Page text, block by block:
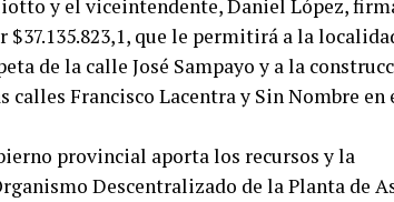
y el viceintendente, Daniel López,
$37.135.823,1, que le permitirá a la
de la calle José Sampayo y a la
calles Francisco Lacentra y Sin Nombre en
provincial aporta los recursos y la
Descentralizado de la Planta de